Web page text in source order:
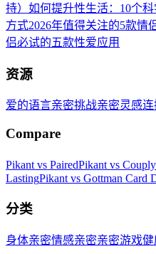
持） 如何提升性生活：10个
方式2026年值得关注的5款情
侣必试的五款性爱应用
资源
爱的语言亲密挑战亲密灵感连
Compare
Pikant vs PairedPikant vs Couply
LastingPikant vs Gottman Card
分类
身体亲密情感亲密亲密游戏健